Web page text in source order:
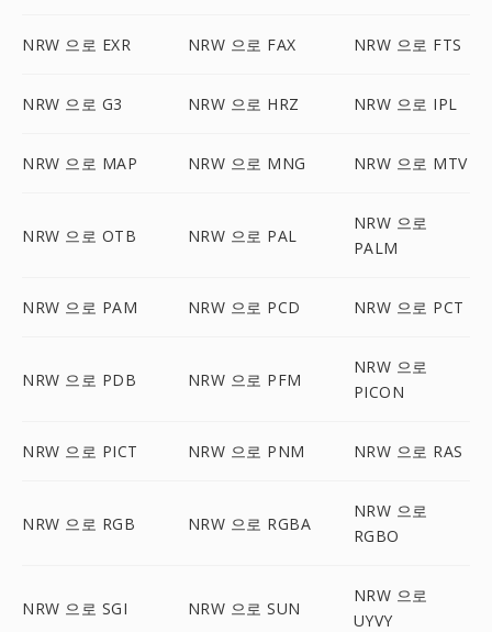
NRW 으로 EXR NRW 으로 FAX NRW 으로 FTS
NRW 으로 G3 NRW 으로 HRZ NRW 으로 IPL
NRW 으로 MAP NRW 으로 MNG NRW 으로 MTV
NRW 으로 OTB NRW 으로 PAL
NRW 으로
PALM
NRW 으로 PAM NRW 으로 PCD NRW 으로 PCT
NRW 으로 PDB NRW 으로 PFM
NRW 으로
PICON
NRW 으로 PICT NRW 으로 PNM NRW 으로 RAS
NRW 으로 RGB NRW 으로 RGBA
NRW 으로
RGBO
NRW 으로 SGI NRW 으로 SUN
NRW 으로
UYVY